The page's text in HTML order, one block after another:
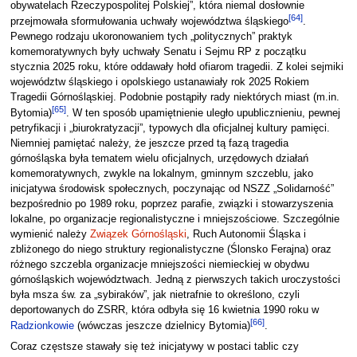
obywatelach Rzeczypospolitej Polskiej”, która niemal dosłownie
przejmowała sformułowania uchwały województwa śląskiego[64].
Pewnego rodzaju ukoronowaniem tych „politycznych” praktyk
komemoratywnych były uchwały Senatu i Sejmu RP z początku
stycznia 2025 roku, które oddawały hołd ofiarom tragedii. Z kolei sejmiki
województw śląskiego i opolskiego ustanawiały rok 2025 Rokiem
Tragedii Górnośląskiej. Podobnie postąpiły rady niektórych miast (m.in.
Bytomia)[65]. W ten sposób upamiętnienie uległo upublicznieniu, pewnej
petryfikacji i „biurokratyzacji”, typowych dla oficjalnej kultury pamięci.
Niemniej pamiętać należy, że jeszcze przed tą fazą tragedia
górnośląska była tematem wielu oficjalnych, urzędowych działań
komemoratywnych, zwykle na lokalnym, gminnym szczeblu, jako
inicjatywa środowisk społecznych, poczynając od NSZZ „Solidarność”
bezpośrednio po 1989 roku, poprzez parafie, związki i stowarzyszenia
lokalne, po organizacje regionalistyczne i mniejszościowe. Szczególnie
wymienić należy Związek Górnośląski, Ruch Autonomii Śląska i
zbliżonego do niego struktury regionalistyczne (Ślonsko Ferajna) oraz
różnego szczebla organizacje mniejszości niemieckiej w obydwu
górnośląskich województwach. Jedną z pierwszych takich uroczystości
była msza św. za „sybiraków”, jak nietrafnie to określono, czyli
deportowanych do ZSRR, która odbyła się 16 kwietnia 1990 roku w
Radzionkowie(wówczas jeszcze dzielnicy Bytomia)[66].
Coraz częstsze stawały się też inicjatywy w postaci tablic czy